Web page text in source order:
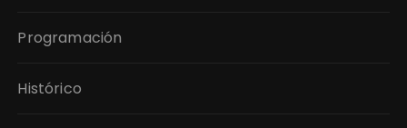
Programación
Histórico